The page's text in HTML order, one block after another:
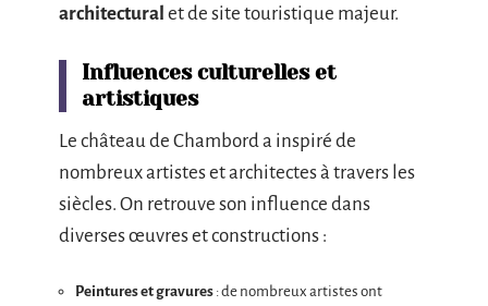
architectural et de site touristique majeur.
Influences culturelles et
artistiques
Le château de Chambord a inspiré de
nombreux artistes et architectes à travers les
siècles. On retrouve son influence dans
diverses œuvres et constructions :
Peintures et gravures : de nombreux artistes ont